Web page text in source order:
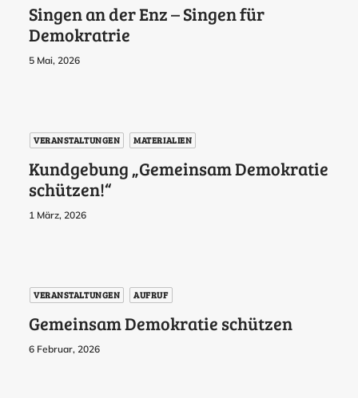
Singen an der Enz – Singen für
Demokratrie
5 Mai, 2026
VERANSTALTUNGEN MATERIALIEN
Kundgebung „Gemeinsam Demokratie
schützen!“
1 März, 2026
VERANSTALTUNGEN AUFRUF
Gemeinsam Demokratie schützen
6 Februar, 2026